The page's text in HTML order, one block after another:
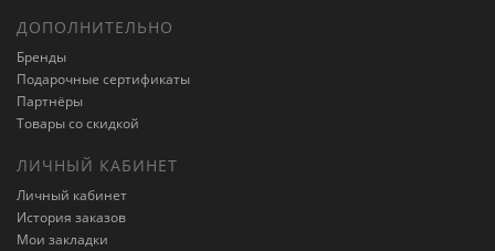
ДОПОЛНИТЕЛЬНО
Бренды
Подарочные сертификаты
Партнёры
Товары со скидкой
ЛИЧНЫЙ КАБИНЕТ
Личный кабинет
История заказов
Мои закладки